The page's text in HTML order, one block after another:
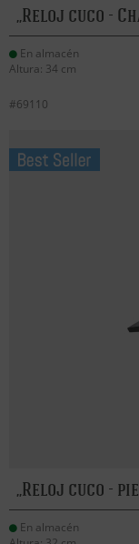
Reloj cuco -
En almacén
Altura: 34 cm
#69110
Reloj cuco -
En almacén